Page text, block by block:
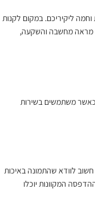
ליקיריכם. במקום לקנות
מראה מחשבה והשקעה,
כאשר משתמשים בשירות
לוודא שהתמונה באיכות
המקוונות יוכלו